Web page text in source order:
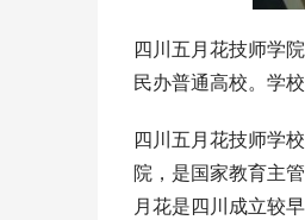
四川五月花技师学
民办普通高校。学
四川五月花技师学
院，是国家教育主
月花是四川成立较